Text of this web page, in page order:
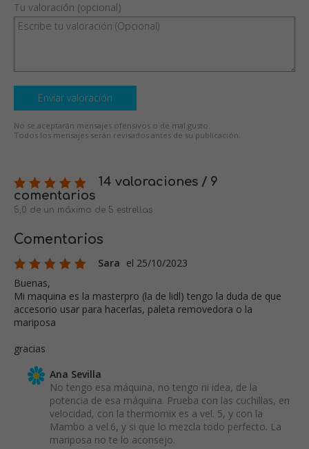
Tu valoración (opcional)
Enviar valoración
No se aceptarán mensajes ofensivos o de mal gusto.
Todos los mensajes serán revisados antes de su publicación.
14 valoraciones / 9
comentarios
5,0 de un máximo de 5 estrellas
Comentarios
Sara el 25/10/2023
Buenas,
Mi maquina es la masterpro (la de lidl) tengo la duda de que
accesorio usar para hacerlas, paleta removedora o la
mariposa
gracias
Ana Sevilla
No tengo esa máquina, no tengo ni idea, de la
potencia de esa máquina. Prueba con las cuchillas, en
velocidad, con la thermomix es a vel. 5, y con la
Mambo a vel.6, y si que lo mezcla todo perfecto. La
mariposa no te lo aconsejo.